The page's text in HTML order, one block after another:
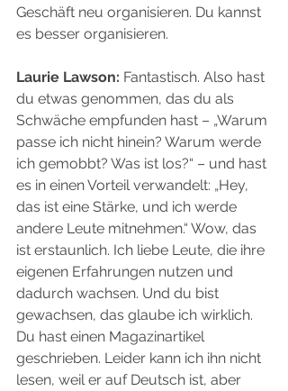
Geschäft neu organisieren. Du kannst
es besser organisieren.
Laurie Lawson: Fantastisch. Also hast
du etwas genommen, das du als
Schwäche empfunden hast – „Warum
passe ich nicht hinein? Warum werde
ich gemobbt? Was ist los?“ – und hast
es in einen Vorteil verwandelt: „Hey,
das ist eine Stärke, und ich werde
andere Leute mitnehmen.“ Wow, das
ist erstaunlich. Ich liebe Leute, die ihre
eigenen Erfahrungen nutzen und
dadurch wachsen. Und du bist
gewachsen, das glaube ich wirklich.
Du hast einen Magazinartikel
geschrieben. Leider kann ich ihn nicht
lesen, weil er auf Deutsch ist, aber